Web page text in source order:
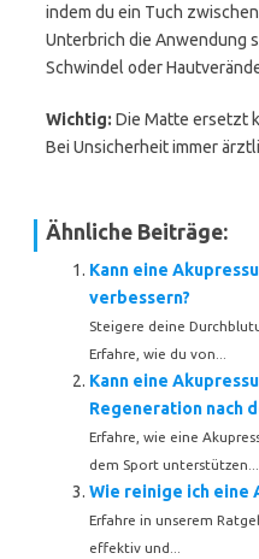
indem du ein Tuch
Unterbrich die Anwendung
Schwindel oder
Wichtig: Die Matte ersetzt
Bei Unsicherheit immer
Ähnliche Beiträge:
Kann eine
verbessern?
Steigere deine
Erfahre, wie du von...
Kann eine
Regeneration nach
Erfahre, wie eine
dem Sport unterstützen...
Wie reinige ich eine
Erfahre in unserem
effektiv und...